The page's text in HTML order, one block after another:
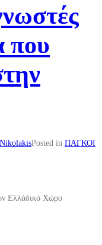
που
Posted in ΠΑΓΚΟΙ
Ελλάδικό Χώρο